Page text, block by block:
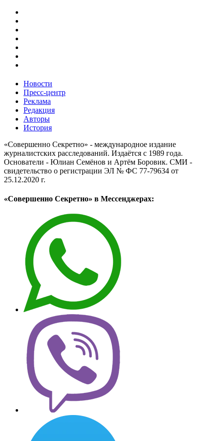
Новости
Пресс-центр
Реклама
Редакция
Авторы
История
«Совершенно Секретно» - международное издание
журналистских расследований. Издаётся с 1989 года.
Основатели - Юлиан Семёнов и Артём Боровик. CМИ -
свидетельство о регистрации ЭЛ № ФС 77-79634 от
25.12.2020 г.
«Совершенно Секретно» в Мессенджерах: